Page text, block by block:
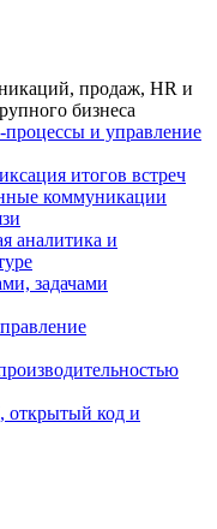
продаж, HR и
бизнеса
и управление
итогов встреч
коммуникации
аналитика и
задачами
код и